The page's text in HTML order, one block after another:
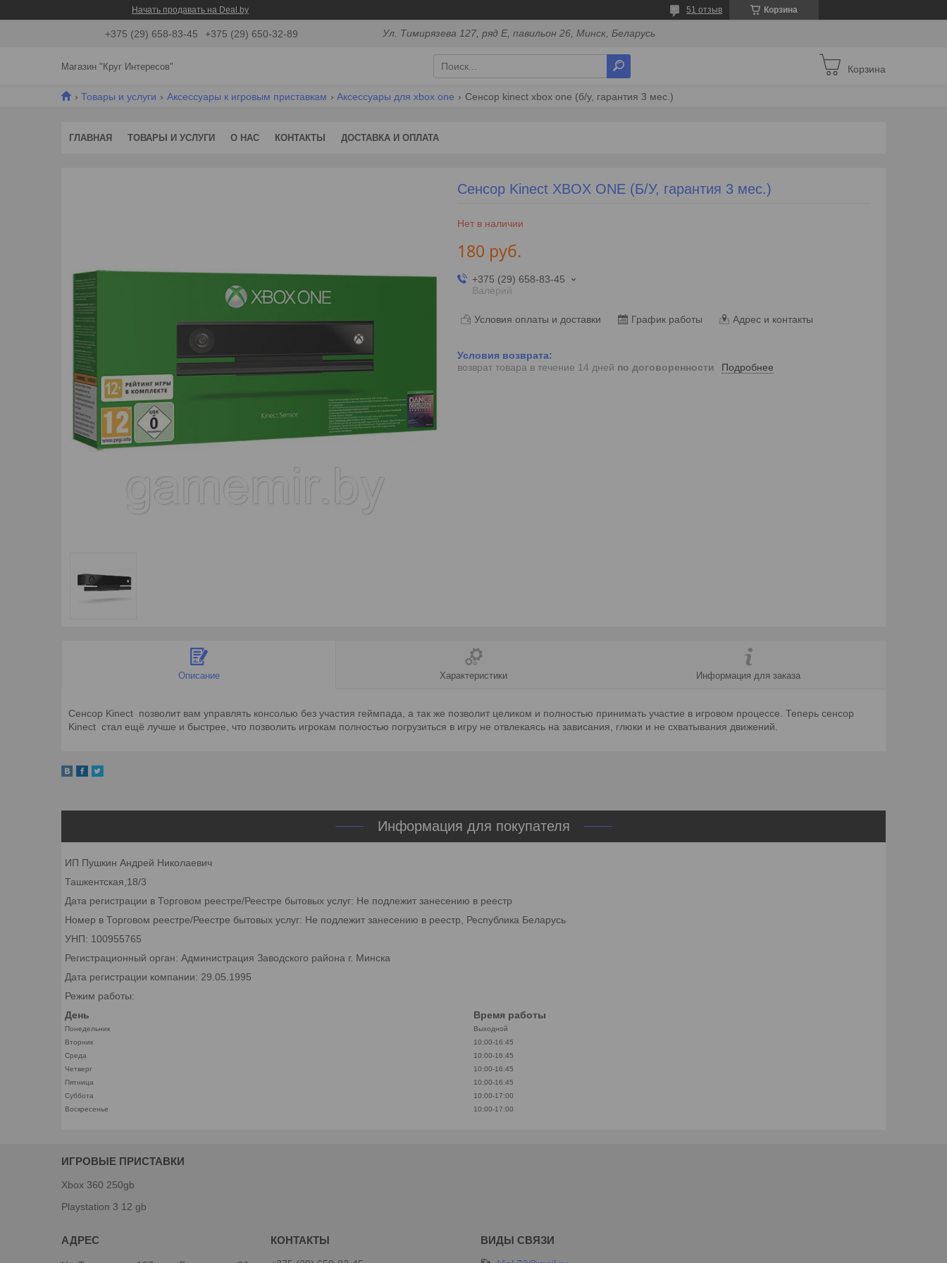
Начать продавать на Deal.by Корзина
51 отзыв
+375 (29) 658-83-45 +375 (29) 650-32-89 Ул. Тимирязева 127, ряд Е, павильон 26, Минск, Беларусь
Магазин "Круг Интересов" Корзина
Товары и услуги Aксессуары к игровым приставкам Аксессуары для xbox one Сенсор kinect xbox one (б/у, гарантия 3 мес.)
ГЛАВНАЯ ТОВАРЫ И УСЛУГИ О НАС КОНТАКТЫ ДОСТАВКА И ОПЛАТА
Сенсор Kinect XBOX ONE (Б/У, гарантия 3 мес.)
Нет в наличии
180 руб.
+375 (29) 658-83-45
Валерий
Условия оплаты и доставки График работы Адрес и контакты
возврат товара в течение 14 дней по договоренности Подробнее
Описание Характеристики Информация для заказа
Сенсор Kinect позволит вам управлять консолью без участия геймпада, а так же позволит целиком и полностью принимать участие в игровом процессе. Теперь сенсор
Kinect стал ещё лучше и быстрее, что позволить игрокам полностью погрузиться в игру не отвлекаясь на зависания, глюки и не схватывания движений.
Информация для покупателя
ИП Пушкин Андрей Николаевич
Ташкентская,18/3
Дата регистрации в Торговом реестре/Реестре бытовых услуг: Не подлежит занесению в реестр
Номер в Торговом реестре/Реестре бытовых услуг: Не подлежит занесению в реестр, Республика Беларусь
УНП: 100955765
Регистрационный орган: Администрация Заводского района г. Минска
Дата регистрации компании: 29.05.1995
Режим работы:
День
Время работы
Понедельник
Выходной
Вторник
10:00-16:45
Среда
10:00-16:45
Четверг
10:00-16:45
Пятница
10:00-16:45
Суббота
10:00-17:00
Воскресенье
10:00-17:00
ИГРОВЫЕ ПРИСТАВКИ
Xbox 360 250gb
Playstation 3 12 gb